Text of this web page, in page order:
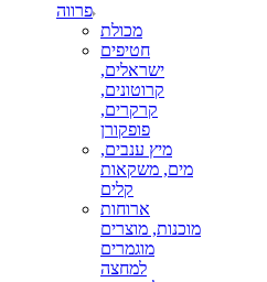
פרווה
מכולת
חטיפים
ישראלים,
קרוטונים,
קרקרים,
פופקורן
מיץ ענבים,
מים, משקאות
קלים
ארוחות
מוכנות, מוצרים
מוגמרים
למחצה